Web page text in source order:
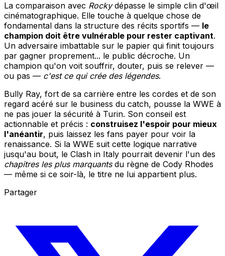
La comparaison avec Rockydépasse le simple clin d'œil
cinématographique. Elle touche à quelque chose de
fondamental dans la structure des récits sportifs — le
champion doit être vulnérable pour rester captivant.
Un adversaire imbattable sur le papier qui finit toujours
par gagner proprement... le public décroche. Un
champion qu'on voit souffrir, douter, puis se relever —
ou pas — c'est ce qui crée des légendes.
Bully Ray, fort de sa carrière entre les cordes et de son
regard acéré sur le business du catch, pousse la WWE à
ne pas jouer la sécurité à Turin. Son conseil est
actionnable et précis : construisez l'espoir pour mieux
l'anéantir, puis laissez les fans payer pour voir la
renaissance. Si la WWE suit cette logique narrative
jusqu'au bout, le Clash in Italy pourrait devenir l'un des
chapitres les plus marquantsdu règne de Cody Rhodes
— même si ce soir-là, le titre ne lui appartient plus.
Partager